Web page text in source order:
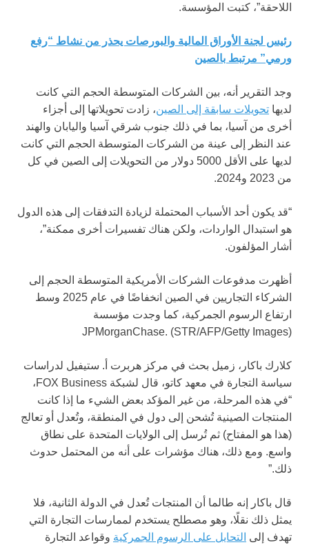
اللاحقة”، كتبت المؤسسة.
رئيس لجنة الأوراق المالية والبورصات يحذر من نشاط “رفع
ورمي” مرتبط بالصين
وجد التقرير أنه، بين الشركات المتوسطة الحجم التي كانت
لديها تحويلات سابقة إلى الصين، زادت تحويلاتها إلى أجزاء
أخرى من آسيا، بما في ذلك جنوب شرقي آسيا واليابان والهند
عند النظر إلى عينة من الشركات المتوسطة الحجم التي كانت
لديها على الأقل 5000 دولار من التحويلات إلى الصين في كل
من 2023 و2024.
“قد يكون أحد الأسباب المحتملة لزيادة التدفقات إلى هذه الدول
هو استبدال الواردات، ولكن هناك تفسيرات أخرى ممكنة”،
أشار المؤلفون.
أظهرت مدفوعات الشركات الأمريكية المتوسطة الحجم إلى
الشركاء التجاريين في الصين انخفاضًا في عام 2025 وسط
ارتفاع الرسوم الجمركية، كما وجدت مؤسسة
JPMorganChase. (STR/AFP/Getty Images)
كلارك باكار، زميل بحث في مركز هربرت أ. ستيفيل لدراسات
سياسة التجارة في معهد كاتو، قال لشبكة FOX Business،
“في هذه المرحلة، من غير المؤكد بعض الشيء ما إذا كانت
المنتجات الصينية تُشحن إلى دول في المنطقة، وتُعدل أو تعالج
(هذا هو المفتاح) ثم تُرسل إلى الولايات المتحدة على نطاق
واسع. ومع ذلك، هناك مؤشرات على أنه من المحتمل حدوث
ذلك.”
قال باكار إنه طالما أن المنتجات تُعدل في الدولة الثانية، فلا
يمثل ذلك نقلًا، وهو مصطلح يستخدم لممارسات التجارة التي
تهدف إلى التحايل على الرسوم الجمركية وقواعد التجارة